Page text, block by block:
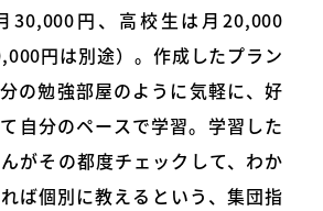
30,000円、高校生は月20,000
円は別途）。作成したプラン
の勉強部屋のように気軽に、好
自分のペースで学習。学習した
がその都度チェックして、わか
ば個別に教えるという、集団指